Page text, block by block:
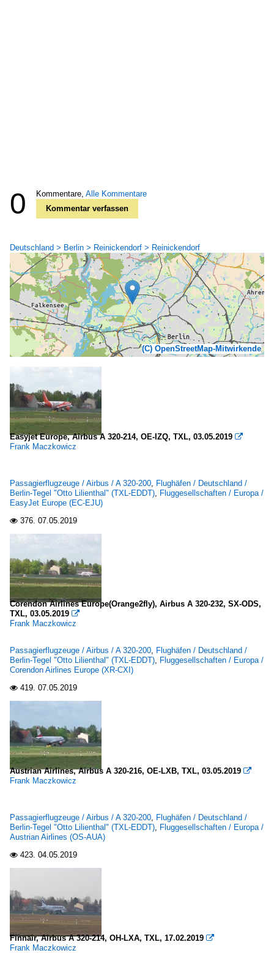
0 Kommentare, Alle Kommentare
Kommentar verfassen
Deutschland > Berlin > Reinickendorf > Reinickendorf
(C) OpenStreetMap-Mitwirkende
Easyjet Europe, Airbus A 320-214, OE-IZQ, TXL, 03.05.2019 
Frank Maczkowicz
Passagierflugzeuge / Airbus / A 320-200, Flughäfen / Deutschland /
Berlin-Tegel "Otto Lilienthal" (TXL-EDDT), Fluggesellschaften / Europa /
EasyJet Europe (EC-EJU)
 376. 07.05.2019
Corendon Airlines Europe(Orange2fly), Airbus A 320-232, SX-ODS,
TXL, 03.05.2019 
Frank Maczkowicz
Passagierflugzeuge / Airbus / A 320-200, Flughäfen / Deutschland /
Berlin-Tegel "Otto Lilienthal" (TXL-EDDT), Fluggesellschaften / Europa /
Corendon Airlines Europe (XR-CXI)
 419. 07.05.2019
Austrian Airlines, Airbus A 320-216, OE-LXB, TXL, 03.05.2019 
Frank Maczkowicz
Passagierflugzeuge / Airbus / A 320-200, Flughäfen / Deutschland /
Berlin-Tegel "Otto Lilienthal" (TXL-EDDT), Fluggesellschaften / Europa /
Austrian Airlines (OS-AUA)
 423. 04.05.2019
Finnair, Airbus A 320-214, OH-LXA, TXL, 17.02.2019 
Frank Maczkowicz